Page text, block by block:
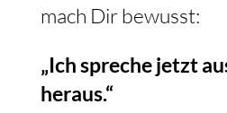
mach Dir bewusst:
„Ich spreche jetzt
heraus.“